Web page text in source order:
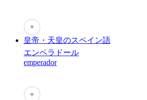
♥
皇帝・天皇のスペイン語
エンペラドール
emperador
♥